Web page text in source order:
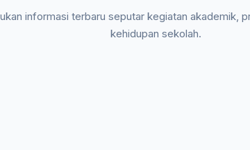
informasi terbaru seputar kegiatan akademik,
kehidupan sekolah.